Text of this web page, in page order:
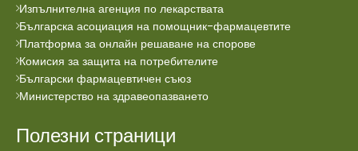
Изпълнителна агенция по лекарствата
Българска асоциация на помощник-фармацевтите
Платформа за онлайн решаване на спорове
Комисия за защита на потребителите
Български фармацевтичен съюз
Министерство на здравеопазването
Полезни страници